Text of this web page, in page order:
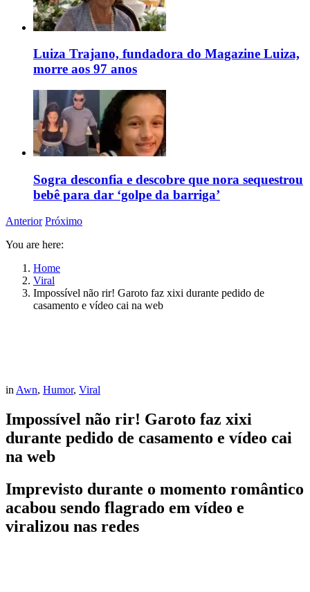
Luiza Trajano, fundadora do Magazine Luiza,
morre aos 97 anos
Sogra desconfia e descobre que nora sequestrou
bebê para dar ‘golpe da barriga’
Anterior Próximo
You are here:
Home
Viral
Impossível não rir! Garoto faz xixi durante pedido de
casamento e vídeo cai na web
inAwn, Humor, Viral
Impossível não rir! Garoto faz xixi
durante pedido de casamento e vídeo cai
na web
Imprevisto durante o momento romântico
acabou sendo flagrado em vídeo e
viralizou nas redes